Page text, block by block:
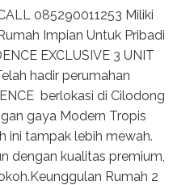
085290011253 Miliki
Impian Untuk Pribadi
EXCLUSIVE 3 UNIT
hadir perumahan
berlokasi di Cilodong
gaya Modern Tropis
ini tampak lebih mewah.
dengan kualitas premium,
Rumah 2